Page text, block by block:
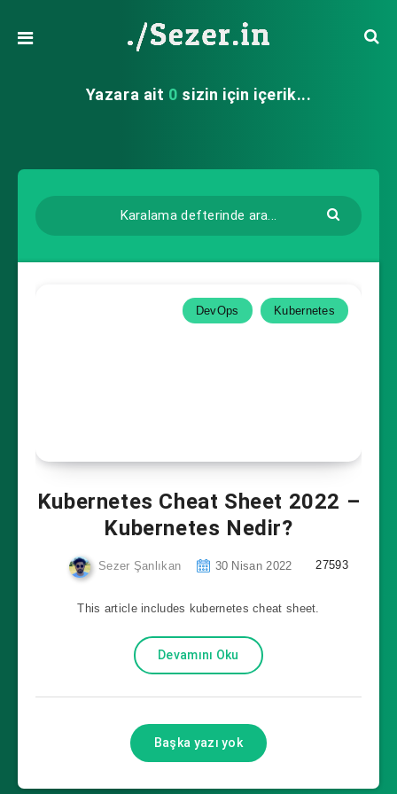
Yazara ait 0 sizin için içerik...
DevOps Kubernetes
Kubernetes Cheat Sheet 2022 –
Kubernetes Nedir?
Sezer Şanlıkan 30 Nisan 2022 27593
This article includes kubernetes cheat sheet.
Devamını Oku
Başka yazı yok